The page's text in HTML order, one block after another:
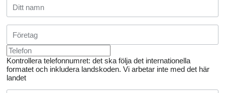
Kontrollera telefonnumret: det ska följa det internationella
formatet och inkludera landskoden. Vi arbetar inte med det här
landet